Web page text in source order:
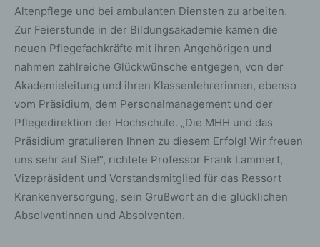
Altenpflege und bei ambulanten Diensten zu arbeiten.
Zur Feierstunde in der Bildungsakademie kamen die
neuen Pflegefachkräfte mit ihren Angehörigen und
nahmen zahlreiche Glückwünsche entgegen, von der
Akademieleitung und ihren Klassenlehrerinnen, ebenso
vom Präsidium, dem Personalmanagement und der
Pflegedirektion der Hochschule. „Die MHH und das
Präsidium gratulieren Ihnen zu diesem Erfolg! Wir freuen
uns sehr auf Sie!“, richtete Professor Frank Lammert,
Vizepräsident und Vorstandsmitglied für das Ressort
Krankenversorgung, sein Grußwort an die glücklichen
Absolventinnen und Absolventen.